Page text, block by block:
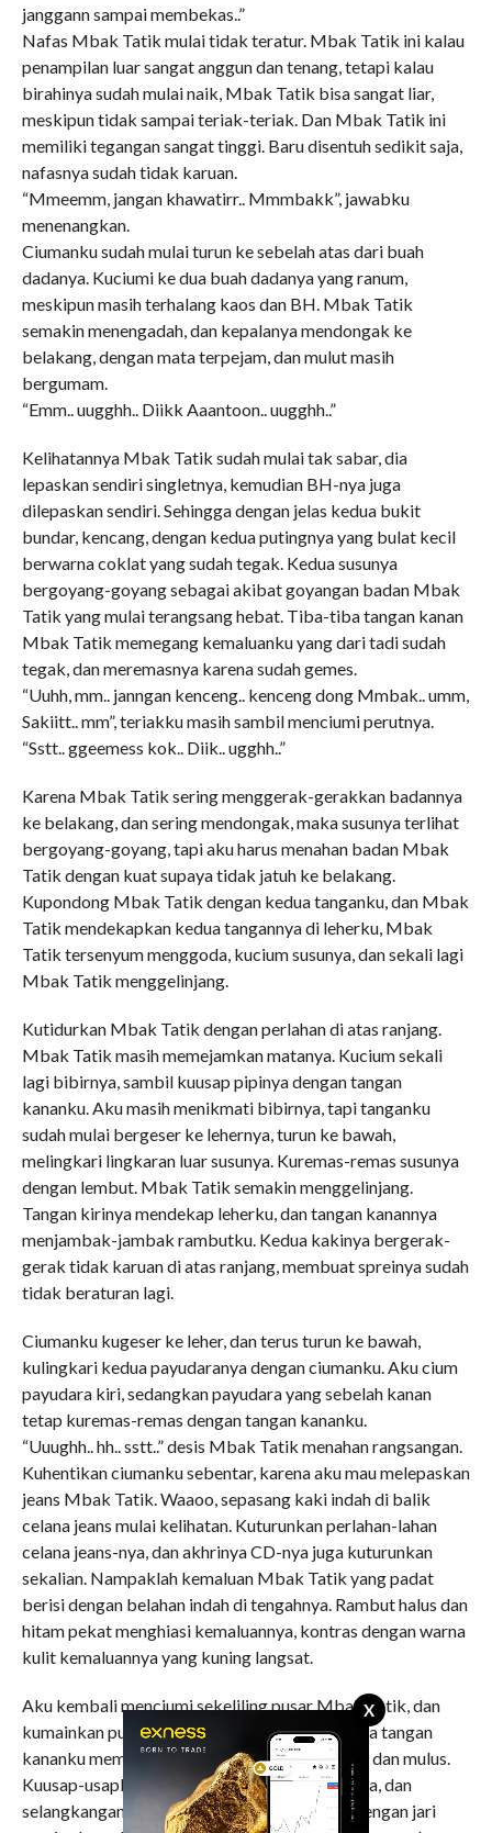
X
janggann sampai membekas..”
Nafas Mbak Tatik mulai tidak teratur. Mbak Tatik ini kalau
penampilan luar sangat anggun dan tenang, tetapi kalau
birahinya sudah mulai naik, Mbak Tatik bisa sangat liar,
meskipun tidak sampai teriak-teriak. Dan Mbak Tatik ini
memiliki tegangan sangat tinggi. Baru disentuh sedikit saja,
nafasnya sudah tidak karuan.
“Mmeemm, jangan khawatirr.. Mmmbakk”, jawabku
menenangkan.
Ciumanku sudah mulai turun ke sebelah atas dari buah
dadanya. Kuciumi ke dua buah dadanya yang ranum,
meskipun masih terhalang kaos dan BH. Mbak Tatik
semakin menengadah, dan kepalanya mendongak ke
belakang, dengan mata terpejam, dan mulut masih
bergumam.
“Emm.. uugghh.. Diikk Aaantoon.. uugghh..”
Kelihatannya Mbak Tatik sudah mulai tak sabar, dia
lepaskan sendiri singletnya, kemudian BH-nya juga
dilepaskan sendiri. Sehingga dengan jelas kedua bukit
bundar, kencang, dengan kedua putingnya yang bulat kecil
berwarna coklat yang sudah tegak. Kedua susunya
bergoyang-goyang sebagai akibat goyangan badan Mbak
Tatik yang mulai terangsang hebat. Tiba-tiba tangan kanan
Mbak Tatik memegang kemaluanku yang dari tadi sudah
tegak, dan meremasnya karena sudah gemes.
“Uuhh, mm.. janngan kenceng.. kenceng dong Mmbak.. umm,
Sakiitt.. mm”, teriakku masih sambil menciumi perutnya.
“Sstt.. ggeemess kok.. Diik.. ugghh..”
Karena Mbak Tatik sering menggerak-gerakkan badannya
ke belakang, dan sering mendongak, maka susunya terlihat
bergoyang-goyang, tapi aku harus menahan badan Mbak
Tatik dengan kuat supaya tidak jatuh ke belakang.
Kupondong Mbak Tatik dengan kedua tanganku, dan Mbak
Tatik mendekapkan kedua tangannya di leherku, Mbak
Tatik tersenyum menggoda, kucium susunya, dan sekali lagi
Mbak Tatik menggelinjang.
Kutidurkan Mbak Tatik dengan perlahan di atas ranjang.
Mbak Tatik masih memejamkan matanya. Kucium sekali
lagi bibirnya, sambil kuusap pipinya dengan tangan
kananku. Aku masih menikmati bibirnya, tapi tanganku
sudah mulai bergeser ke lehernya, turun ke bawah,
melingkari lingkaran luar susunya. Kuremas-remas susunya
dengan lembut. Mbak Tatik semakin menggelinjang.
Tangan kirinya mendekap leherku, dan tangan kanannya
menjambak-jambak rambutku. Kedua kakinya bergerak-
gerak tidak karuan di atas ranjang, membuat spreinya sudah
tidak beraturan lagi.
Ciumanku kugeser ke leher, dan terus turun ke bawah,
kulingkari kedua payudaranya dengan ciumanku. Aku cium
payudara kiri, sedangkan payudara yang sebelah kanan
tetap kuremas-remas dengan tangan kananku.
“Uuughh.. hh.. sstt..” desis Mbak Tatik menahan rangsangan.
Kuhentikan ciumanku sebentar, karena aku mau melepaskan
jeans Mbak Tatik. Waaoo, sepasang kaki indah di balik
celana jeans mulai kelihatan. Kuturunkan perlahan-lahan
celana jeans-nya, dan akhrinya CD-nya juga kuturunkan
sekalian. Nampaklah kemaluan Mbak Tatik yang padat
berisi dengan belahan indah di tengahnya. Rambut halus dan
hitam pekat menghiasi kemaluannya, kontras dengan warna
kulit kemaluannya yang kuning langsat.
Aku kembali menciumi sekeliling pusar Mbak Tatik, dan
kumainkan pusarnya dengan lidahku, sementara tangan
kananku membelai kedua pahanya, yang padat dan mulus.
Kuusap-usapkan dengan lembut kedua pahanya, dan
selangkangannya. Selangkangan yang kanan dengan jari